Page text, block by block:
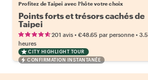
Profitez de Taipei avec l'hôte votre choix
Points forts et trésors cachés de
Taipei
201 avis • €48.65 par personne • 3.5
heures
CITY HIGHLIGHT TOUR
CONFIRMATION INSTANTANÉE